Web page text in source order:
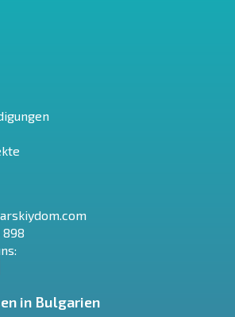
898
in Bulgarien